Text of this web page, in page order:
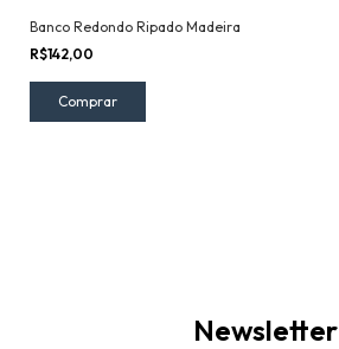
Banco Redondo Ripado Madeira
R$142,00
Comprar
Newsletter